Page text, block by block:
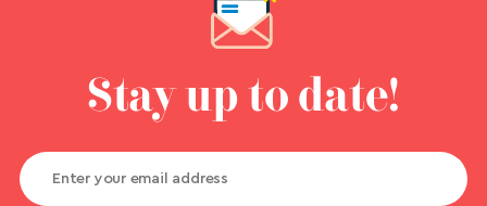
Stay up to date!